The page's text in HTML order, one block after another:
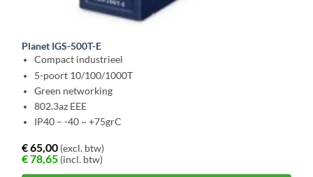
Planet IGS-500T-E
Compact industrieel
5-poort 10/100/1000T
Green networking
802.3az EEE
IP40 – -40 ~ +75grC
€65,00 (excl. btw)
€78,65 (incl. btw)